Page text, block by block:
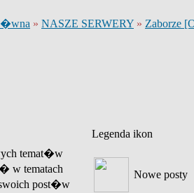
» NASZE SERWERY » Zaborze
Legenda ikon
temat�w
w tematach
post�w
Nowe posty